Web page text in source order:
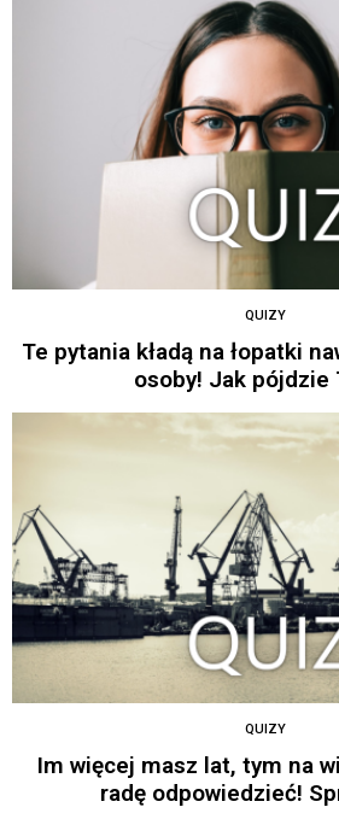
QUIZY
Te pytania kładą na łopatki
osoby! Jak pójdzie
QUIZY
Im więcej masz lat, tym na
radę odpowiedzieć!